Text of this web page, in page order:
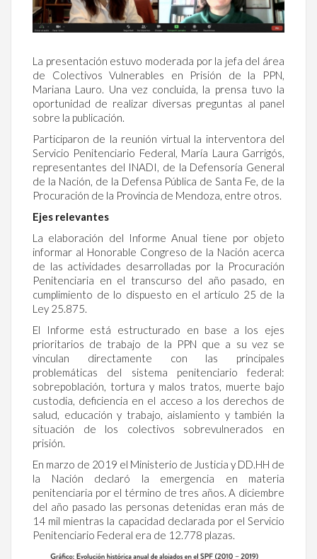
La presentación estuvo moderada por la jefa del área
de Colectivos Vulnerables en Prisión de la PPN,
Mariana Lauro. Una vez concluida, la prensa tuvo la
oportunidad de realizar diversas preguntas al panel
sobre la publicación.
Participaron de la reunión virtual la interventora del
Servicio Penitenciario Federal, María Laura Garrigós,
representantes del INADI, de la Defensoría General
de la Nación, de la Defensa Pública de Santa Fe, de la
Procuración de la Provincia de Mendoza, entre otros.
Ejes relevantes
La elaboración del Informe Anual tiene por objeto
informar al Honorable Congreso de la Nación acerca
de las actividades desarrolladas por la Procuración
Penitenciaria en el transcurso del año pasado, en
cumplimiento de lo dispuesto en el artículo 25 de la
Ley 25.875.
El Informe está estructurado en base a los ejes
prioritarios de trabajo de la PPN que a su vez se
vinculan directamente con las principales
problemáticas del sistema penitenciario federal:
sobrepoblación, tortura y malos tratos, muerte bajo
custodia, deficiencia en el acceso a los derechos de
salud, educación y trabajo, aislamiento y también la
situación de los colectivos sobrevulnerados en
prisión.
En marzo de 2019 el Ministerio de Justicia y DD.HH de
la Nación declaró la emergencia en materia
penitenciaria por el término de tres años. A diciembre
del año pasado las personas detenidas eran más de
14 mil mientras la capacidad declarada por el Servicio
Penitenciario Federal era de 12.778 plazas.